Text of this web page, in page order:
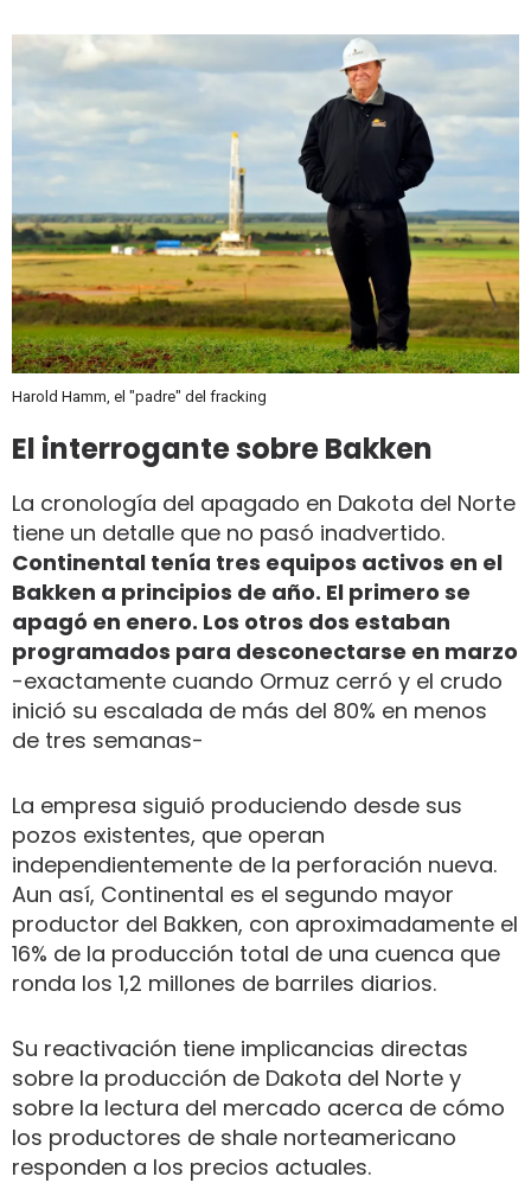
Harold Hamm, el "padre" del fracking
El interrogante sobre Bakken
La cronología del apagado en Dakota del Norte
tiene un detalle que no pasó inadvertido.
Continental tenía tres equipos activos en el
Bakken a principios de año. El primero se
apagó en enero. Los otros dos estaban
programados para desconectarse en marzo
-exactamente cuando Ormuz cerró y el crudo
inició su escalada de más del 80% en menos
de tres semanas-
La empresa siguió produciendo desde sus
pozos existentes, que operan
independientemente de la perforación nueva.
Aun así, Continental es el segundo mayor
productor del Bakken, con aproximadamente el
16% de la producción total de una cuenca que
ronda los 1,2 millones de barriles diarios.
Su reactivación tiene implicancias directas
sobre la producción de Dakota del Norte y
sobre la lectura del mercado acerca de cómo
los productores de shale norteamericano
responden a los precios actuales.